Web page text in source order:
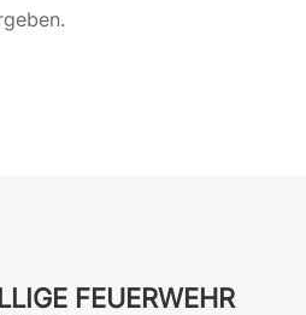
FEUERWEHR